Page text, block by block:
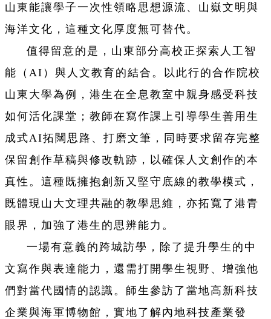
山東能讓學子一次性領略思想源流、山嶽文明與
海洋文化，這種文化厚度無可替代。
值得留意的是，山東部分高校正探索人工智
能（AI）與人文教育的結合。以此行的合作院校
山東大學為例，港生在全息教室中親身感受科技
如何活化課堂；教師在寫作課上引導學生善用生
成式AI拓闊思路、打磨文筆，同時要求留存完整
保留創作草稿與修改軌跡，以確保人文創作的本
真性。這種既擁抱創新又堅守底線的教學模式，
既體現山大文理共融的教學思維，亦拓寬了港青
眼界，加強了港生的思辨能力。
一場有意義的跨城訪學，除了提升學生的中
文寫作與表達能力，還需打開學生視野、增強他
們對當代國情的認識。師生參訪了當地高新科技
企業與海軍博物館，實地了解內地科技產業發